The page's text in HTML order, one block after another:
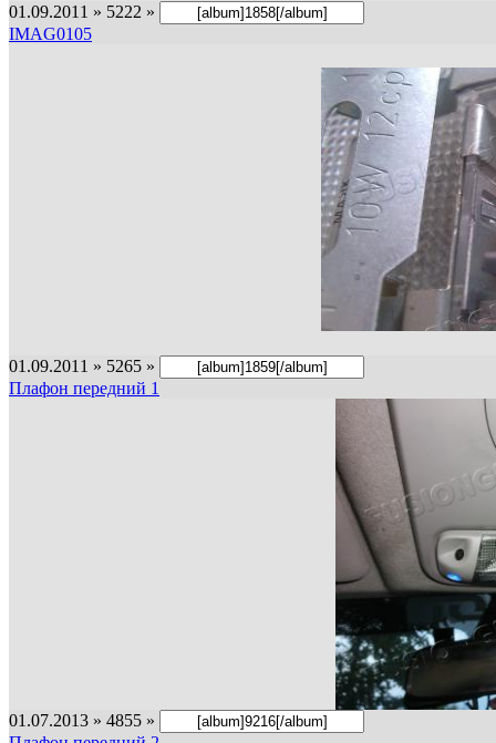
01.09.2011 » 5222 »
IMAG0105
01.09.2011 » 5265 »
Плафон передний 1
01.07.2013 » 4855 »